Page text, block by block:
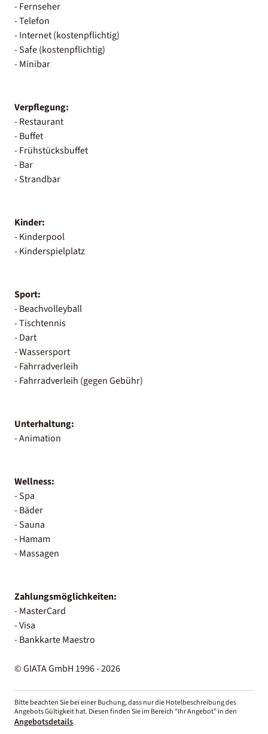
- Fernseher
- Telefon
- Internet (kostenpflichtig)
- Safe (kostenpflichtig)
- Minibar
Verpflegung:
- Restaurant
- Buffet
- Frühstücksbuffet
- Bar
- Strandbar
Kinder:
- Kinderpool
- Kinderspielplatz
Sport:
- Beachvolleyball
- Tischtennis
- Dart
- Wassersport
- Fahrradverleih
- Fahrradverleih (gegen Gebühr)
Unterhaltung:
- Animation
Wellness:
- Spa
- Bäder
- Sauna
- Hamam
- Massagen
Zahlungsmöglichkeiten:
- MasterCard
- Visa
- Bankkarte Maestro
© GIATA GmbH 1996 - 2026
Bitte beachten Sie bei einer Buchung, dass nur die Hotelbeschreibung des
Angebots Gültigkeit hat. Diesen finden Sie im Bereich “Ihr Angebot” in den
Angebotsdetails.